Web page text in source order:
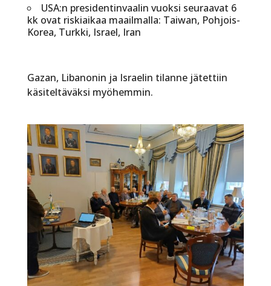
USA:n presidentinvaalin vuoksi seuraavat 6
kk ovat riskiaikaa maailmalla: Taiwan, Pohjois-
Korea, Turkki, Israel, Iran
Gazan, Libanonin ja Israelin tilanne jätettiin
käsiteltäväksi myöhemmin.